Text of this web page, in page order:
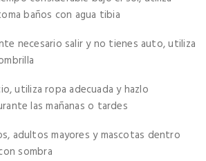
baños con agua tibia
necesario salir y no tienes auto, utiliza
utiliza ropa adecuada y hazlo
las mañanas o tardes
adultos mayores y mascotas dentro
sombra